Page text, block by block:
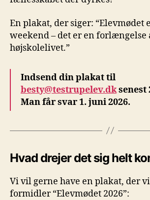
En plakat, der siger: “Elevmødet
weekend – det er en forlængelse
højskolelivet.”
Indsend din plakat til
besty@testrupelev.dksenest
Man får svar 1. juni 2026.
Hvad drejer det sig helt
Vi vil gerne have en plakat, der
formidler “Elevmødet 2026”: